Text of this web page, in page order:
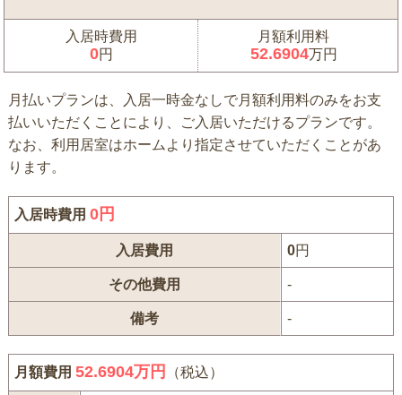
入居時費用
0円
月額利用料
52.6904万円
月払いプランは、入居一時金なしで月額利用料のみをお支
払いいただくことにより、ご入居いただけるプランです。
なお、利用居室はホームより指定させていただくことがあ
ります。
入居時費用0 円
入居費用 0円
その他費用 -
備考 -
月額費用52.6904万円 （税込）